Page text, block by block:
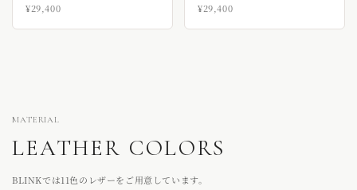
¥29,400
¥29,400
MATERIAL
LEATHER COLORS
BLINKでは11色のレザーをご用意しています。